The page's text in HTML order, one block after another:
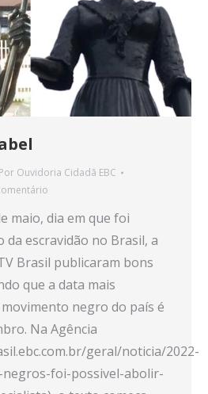
Por Ouvidoria Cidadã EBC
maio, dia em que foi
da escravidão no Brasil, a
Brasil publicaram bons
que a data mais
negro do país é
Na Agência
geral/noticia/2022-
foi-possivel-abolir-